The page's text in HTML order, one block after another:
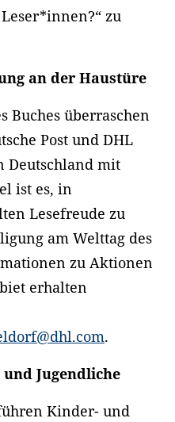
zu
an der Haustüre
Buches überraschen
Post und DHL
mit
ist es, in
Lesefreude zu
am Welttag des
zu Aktionen
erhalten
.
Jugendliche
Kinder- und